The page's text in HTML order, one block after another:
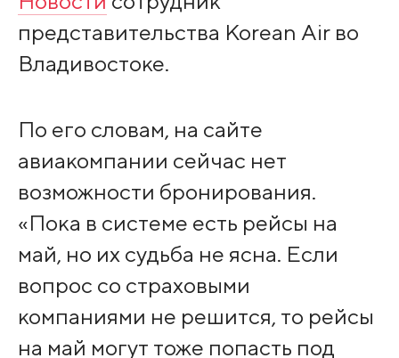
представительства Korean Air во
Владивостоке.
По его словам, на сайте
авиакомпании сейчас нет
возможности бронирования.
«Пока в системе есть рейсы на
май, но их судьба не ясна. Если
вопрос со страховыми
компаниями не решится, то рейсы
на май могут тоже попасть под